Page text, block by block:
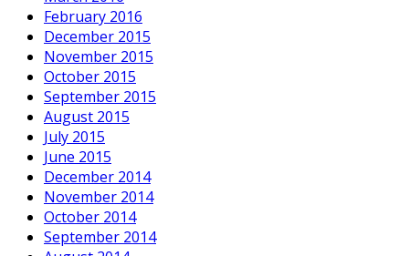
February 2016
December 2015
November 2015
October 2015
September 2015
August 2015
July 2015
June 2015
December 2014
November 2014
October 2014
September 2014